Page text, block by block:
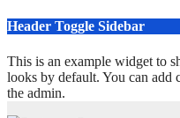
Μετάβαση
περιεχόμενο
Header Toggle Sidebar
This is an example widget to
looks by default. You can add
the admin.